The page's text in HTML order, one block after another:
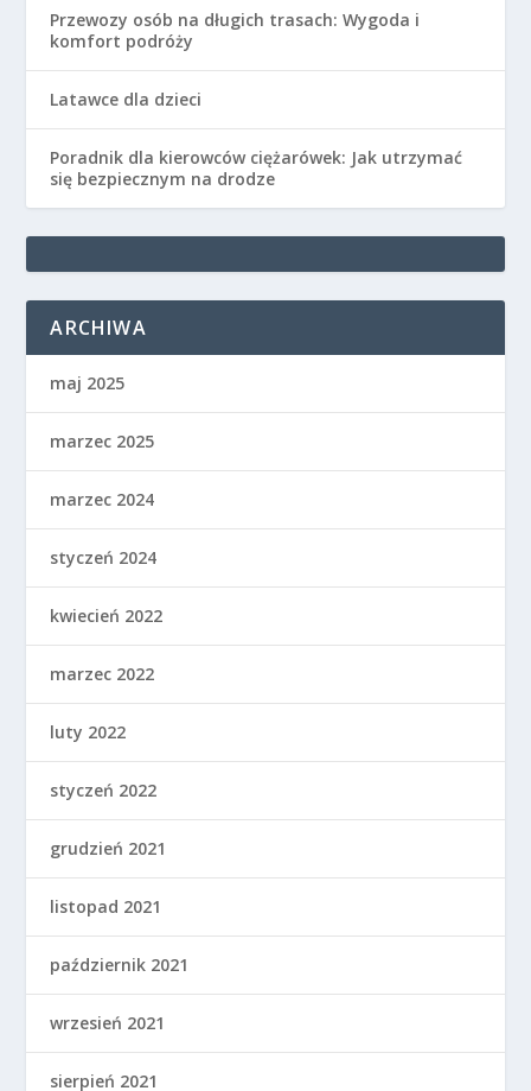
Przewozy osób na długich trasach: Wygoda i
komfort podróży
Latawce dla dzieci
Poradnik dla kierowców ciężarówek: Jak utrzymać
się bezpiecznym na drodze
ARCHIWA
maj 2025
marzec 2025
marzec 2024
styczeń 2024
kwiecień 2022
marzec 2022
luty 2022
styczeń 2022
grudzień 2021
listopad 2021
październik 2021
wrzesień 2021
sierpień 2021